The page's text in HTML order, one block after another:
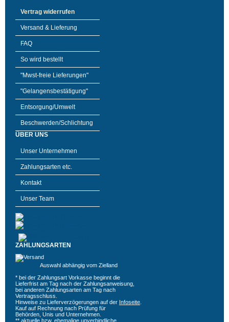
Vertrag widerrufen
Versand & Lieferung
FAQ
So wird bestellt
"Mwst-freie Lieferungen"
"Gelangensbestätigung"
Entsorgung/Umwelt
Beschwerden/Schlichtung
ÜBER UNS
Unser Unternehmen
Zahlungsarten etc.
Kontakt
Unser Team
ZAHLUNGSARTEN
Auswahl abhängig vom Zielland
* bei der Zahlungsart Vorkasse beginnt die
Lieferfrist am Tag nach der Zahlungsanweisung,
bei anderen Zahlungsarten am Tag nach
Vertragsschluss.
Hinweise zu Lieferverzögerungen auf der Infoseite
Kauf auf Rechnung nach Prüfung für
Behörden, Unis und Unternehmen.
** aktuelle bzw. ehemalige unverbindliche